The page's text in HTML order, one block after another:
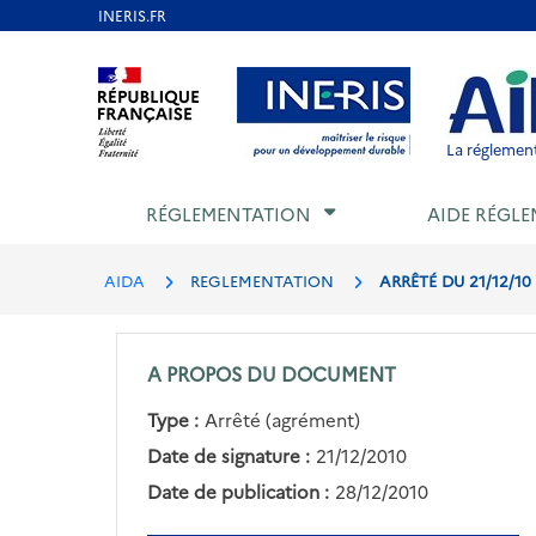
Aller au contenu Aller au menu Aller au
La
RÉGLEMENTATION AIDE
AIDA REGLEMENTATION ARRÊTÉ DU 21/12/
A PROPOS DU DOCUMENT
Type : Arrêté (agrément)
Date de signature : 21/12/2010
Date de publication : 28/12/2010